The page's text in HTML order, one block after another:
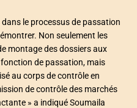
le processus de passation
Non seulement les
montage des dossiers aux
de passation, mais
au corps de contrôle en
de contrôle des marchés
» a indiqué Soumaila